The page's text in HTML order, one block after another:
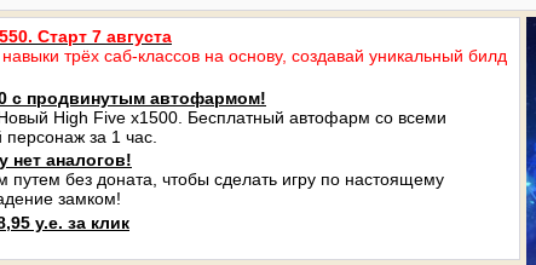
Старт 7 августа
трёх саб-классов на основу, создавай уникальный билд
с продвинутым автофармом!
High Five x1500. Бесплатный автофарм со всеми
за 1 час.
нет аналогов!
путем без доната, чтобы сделать игру по настоящему
замком!
у.е. за клик